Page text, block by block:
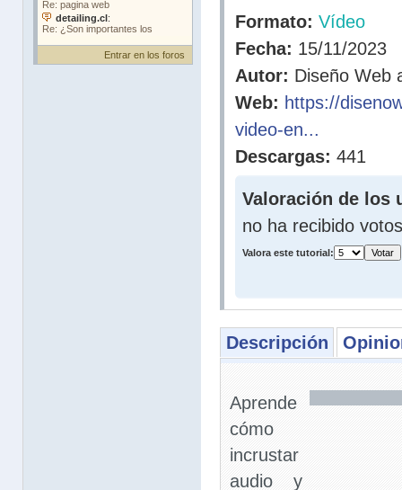
Entrar en los foros
Formato: Vídeo
Fecha: 15/11/2023
Autor: Diseño Web
Web: https://
video-en...
Descargas: 441
Valoración de los
no ha recibido votos
Valora este tutorial:
Descripción
Aprende
cómo
incrustar
audio y